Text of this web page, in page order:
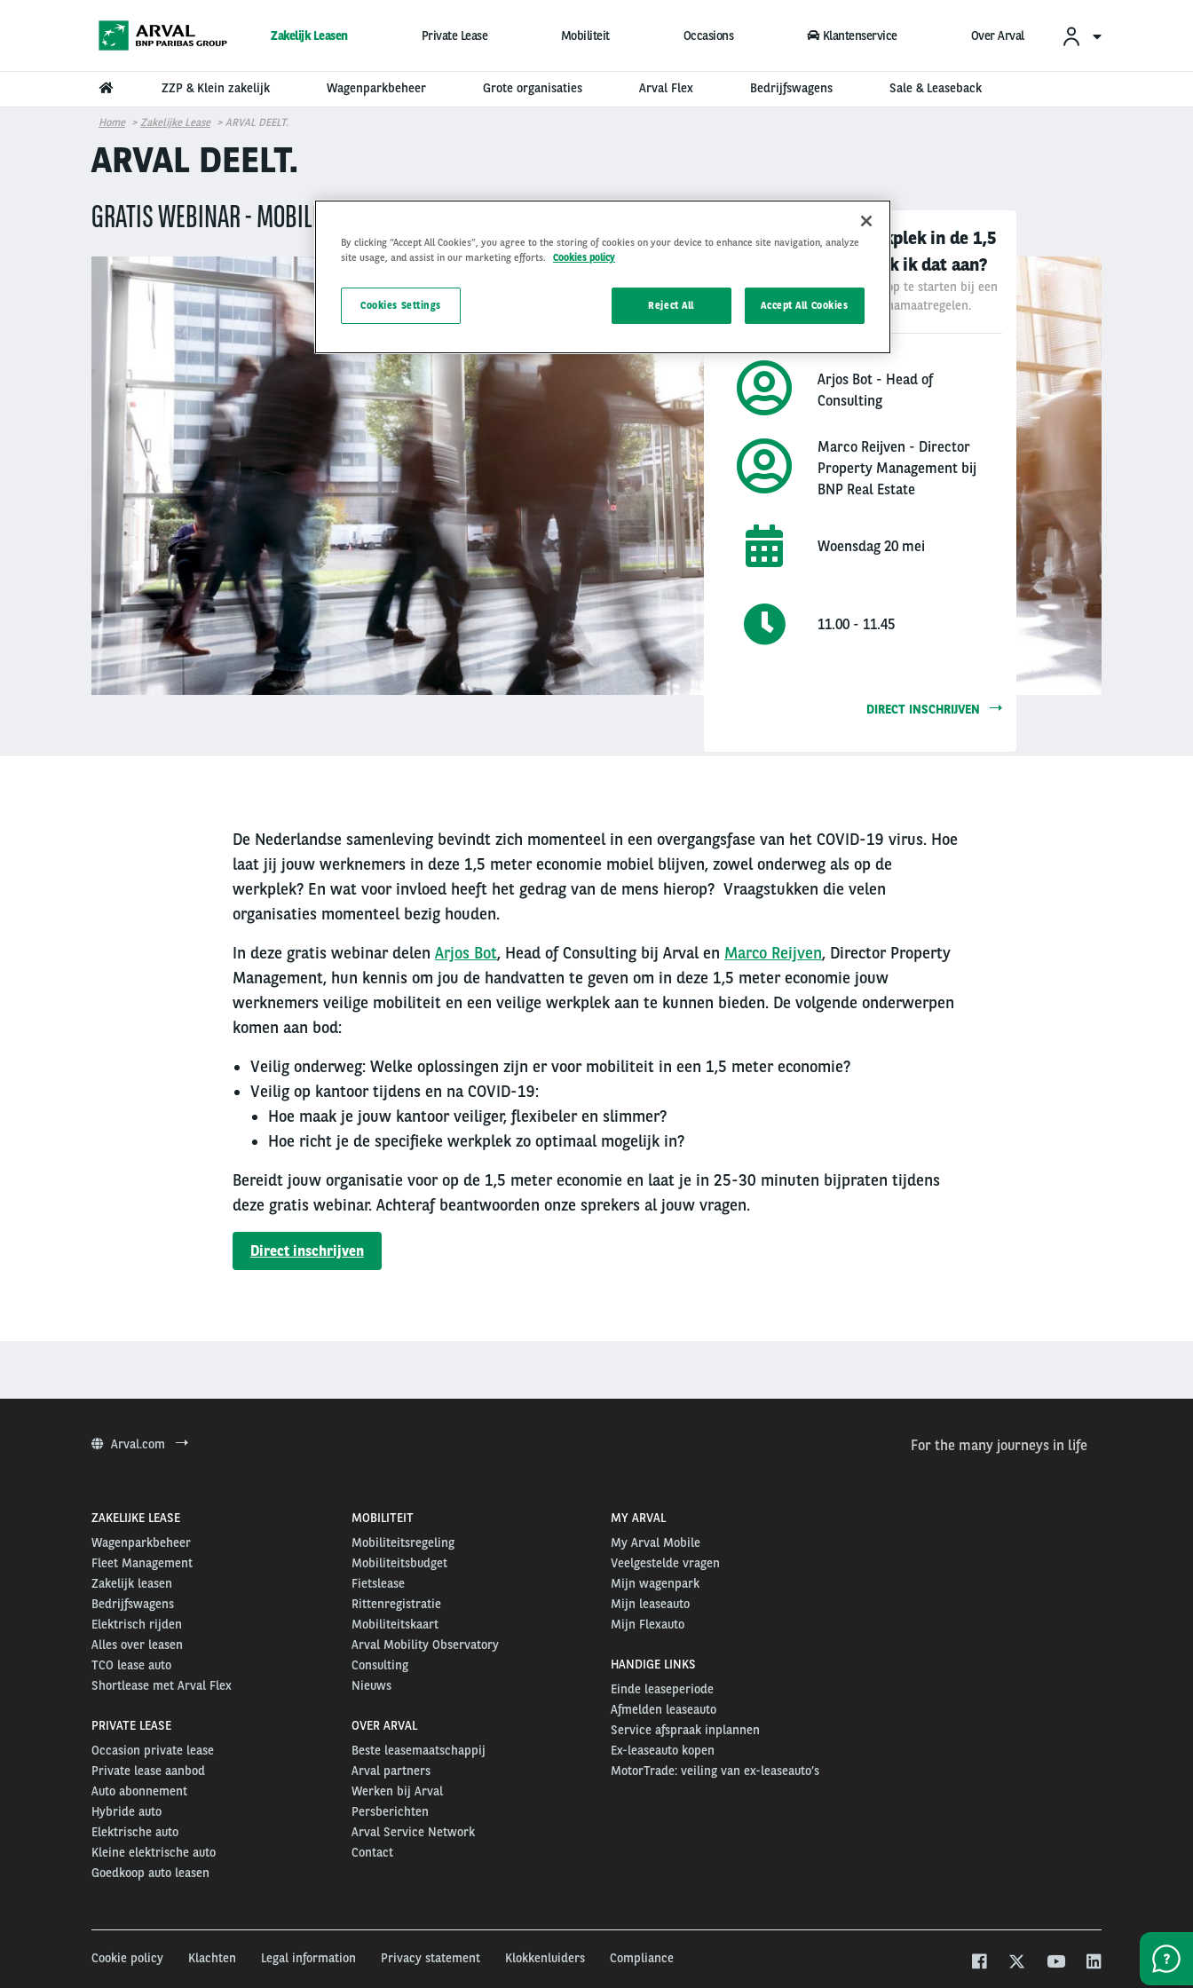
Zakelijk Leasen Private Lease Mobiliteit Occasions Klantenservice Over Arval
ZZP & Klein zakelijk Wagenparkbeheer Grote organisaties Arval Flex Bedrijfswagens Sale & Leaseback
Home Zakelijke Lease ARVAL DEELT.
ARVAL DEELT.
GRATIS WEBINAR - MOBILITEIT EN DE WERKPLEK IN DE 1,5 M ECONOMIE: HOE PAK IK DAT AAN?
Mobiliteit en de werkplek in de 1,5
m economie: hoe pak ik dat aan?
Handvatten om veilig werken op te starten bij een
versoepeling van de coronamaatregelen.
Arjos Bot - Head of
Consulting
Marco Reijven - Director
Property Management bij
BNP Real Estate
Woensdag 20 mei
11.00 - 11.45
DIRECT INSCHRIJVEN
De Nederlandse samenleving bevindt zich momenteel in een overgangsfase van het COVID-19 virus. Hoe
laat jij jouw werknemers in deze 1,5 meter economie mobiel blijven, zowel onderweg als op de
werkplek? En wat voor invloed heeft het gedrag van de mens hierop? Vraagstukken die velen
organisaties momenteel bezig houden.
In deze gratis webinar delen Arjos Bot, Head of Consulting bij Arval en Marco Reijven, Director Property
Management, hun kennis om jou de handvatten te geven om in deze 1,5 meter economie jouw
werknemers veilige mobiliteit en een veilige werkplek aan te kunnen bieden. De volgende onderwerpen
komen aan bod:
Veilig onderweg: Welke oplossingen zijn er voor mobiliteit in een 1,5 meter economie?
Veilig op kantoor tijdens en na COVID-19:
Hoe maak je jouw kantoor veiliger, flexibeler en slimmer?
Hoe richt je de specifieke werkplek zo optimaal mogelijk in?
Bereidt jouw organisatie voor op de 1,5 meter economie en laat je in 25-30 minuten bijpraten tijdens
deze gratis webinar. Achteraf beantwoorden onze sprekers al jouw vragen.
Direct inschrijven
Arval.com For the many journeys in life
ZAKELIJKE LEASE
Wagenparkbeheer
Fleet Management
Zakelijk leasen
Bedrijfswagens
Elektrisch rijden
Alles over leasen
TCO lease auto
Shortlease met Arval Flex
PRIVATE LEASE
Occasion private lease
Private lease aanbod
Auto abonnement
Hybride auto
Elektrische auto
Kleine elektrische auto
Goedkoop auto leasen
MOBILITEIT
Mobiliteitsregeling
Mobiliteitsbudget
Fietslease
Rittenregistratie
Mobiliteitskaart
Arval Mobility Observatory
Consulting
Nieuws
OVER ARVAL
Beste leasemaatschappij
Arval partners
Werken bij Arval
Persberichten
Arval Service Network
Contact
MY ARVAL
My Arval Mobile
Veelgestelde vragen
Mijn wagenpark
Mijn leaseauto
Mijn Flexauto
HANDIGE LINKS
Einde leaseperiode
Afmelden leaseauto
Service afspraak inplannen
Ex-leaseauto kopen
MotorTrade: veiling van ex-leaseauto’s
Cookie policy Klachten Legal information Privacy statement Klokkenluiders Compliance
By clicking “Accept All Cookies”, you agree to the storing of cookies on your device to enhance site navigation, analyze
site usage, and assist in our marketing efforts.
Cookies policy
Reject All Accept All Cookies
Cookies Settings